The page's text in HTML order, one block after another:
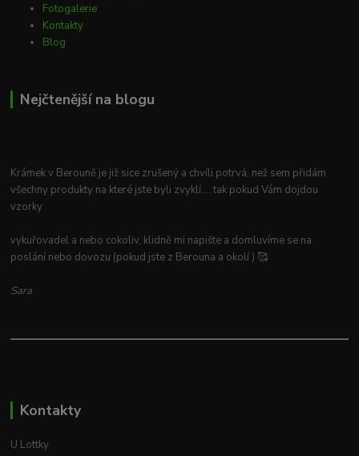
Fotogalerie
Kontakty
Blog
Nejčtenější na blogu
Krámek v Berouně je již sice zrušený a chvíli potrvá, než sem přidám
všechny produkty na které jste byli zvyklí.... tak pokud Vám dojdou
vzorky
vykuřovadel a nebo cokoliv, klidně mi napište a domluvíme se na
poslání nebo dovozu (pokud jste z Berouna a okolí ) 🥰
Sara
Kontakty
U Lottky